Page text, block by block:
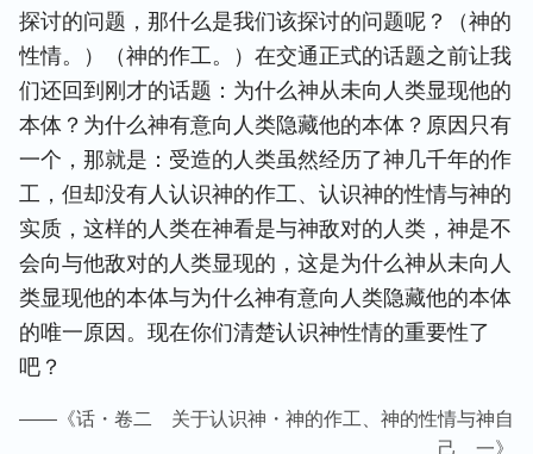
探讨的问题，那什么是我们该探讨的问题呢？（神的
性情。）（神的作工。）在交通正式的话题之前让我
们还回到刚才的话题：为什么神从未向人类显现他的
本体？为什么神有意向人类隐藏他的本体？原因只有
一个，那就是：受造的人类虽然经历了神几千年的作
工，但却没有人认识神的作工、认识神的性情与神的
实质，这样的人类在神看是与神敌对的人类，神是不
会向与他敌对的人类显现的，这是为什么神从未向人
类显现他的本体与为什么神有意向人类隐藏他的本体
的唯一原因。现在你们清楚认识神性情的重要性了
吧？
——《话・卷二 关于认识神・神的作工、神的性情与神自
己 一》